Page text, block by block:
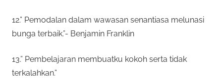
12.” Pemodalan dalam wawasan senantiasa melunasi
bunga terbaik.”- Benjamin Franklin
13.” Pembelajaran membuatku kokoh serta tidak
terkalahkan.”